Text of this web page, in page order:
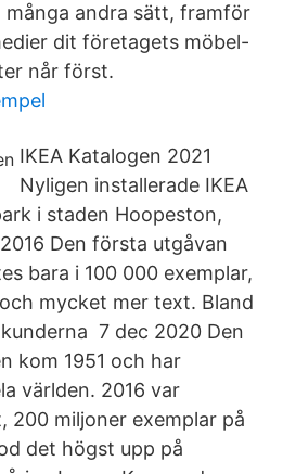
många andra sätt, framför
dit företagets möbel-
når först.
IKEA Katalogen 2021
Nyligen installerade IKEA
i staden Hoopeston,
Den första utgåvan
bara i 100 000 exemplar,
mycket mer text. Bland
7 dec 2020 Den
kom 1951 och har
världen. 2016 var
200 miljoner exemplar på
det högst upp på